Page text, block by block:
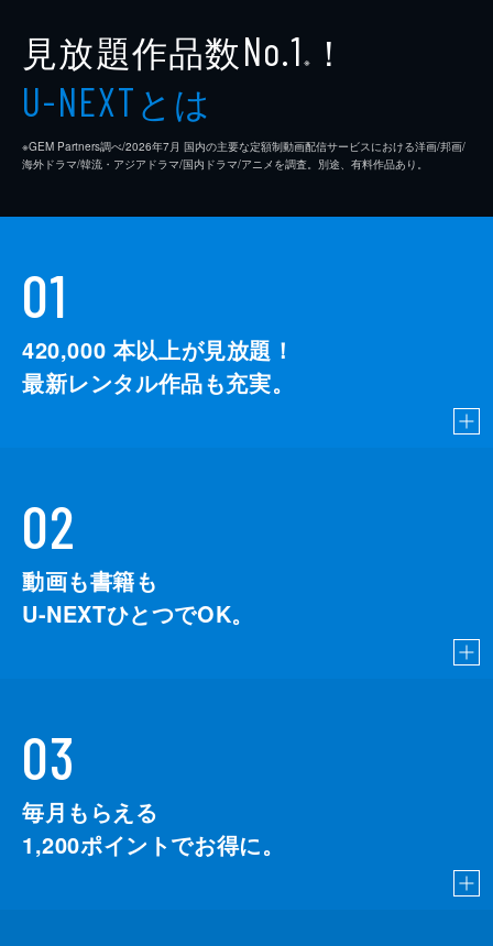
見放題作品数No.1 ※ ！
U-NEXTとは
※GEM Partners調べ/2026年7⽉ 国内の主要な定額制動画配信サービスにおける洋画/邦画/
海外ドラマ/韓流・アジアドラマ/国内ドラマ/アニメを調査。別途、有料作品あり。
01
420,000 本以上が見放題！
最新レンタル作品も充実。
02
動画も書籍も
U-NEXTひとつでOK。
03
毎月もらえる
1,200ポイントでお得に。